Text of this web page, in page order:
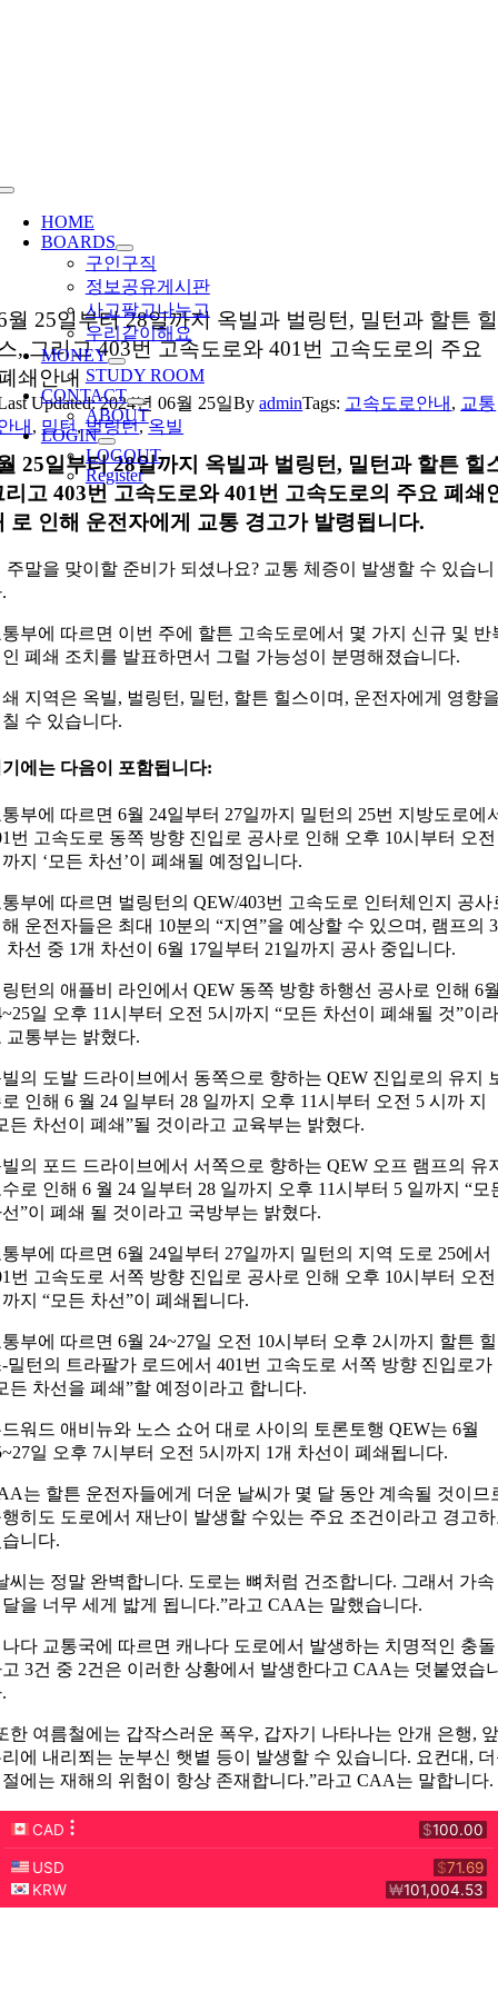
Toggle
Navigation
HOME
BOARDS
구인구직
정보공유게시판
사고팔고나누고
우리같이해요
MONEY
STUDY ROOM
CONTACT
ABOUT
LOGIN
LOGOUT
Register
월 25일부터 28일까지 옥빌과 벌링턴, 밀턴과 할튼 힐
, 그리고 403번 고속도로와 401번 고속도로의 주요
쇄안내
Updated: 2024년 06월 25일ByadminTags: 고속도로안내 , 교통
내 ,밀턴,벌링턴,옥빌
25일부터 28일까지 옥빌과 벌링턴, 밀턴과 할튼 힐
리고 403번 고속도로와 401번 고속도로의 주요 폐쇄
로 인해 운전자에게 교통 경고가 발령됩니다.
주말을 맞이할 준비가 되셨나요? 교통 체증이 발생할 수 있습니
부에 따르면 이번 주에 할튼 고속도로에서 몇 가지 신규 및 반
폐쇄 조치를 발표하면서 그럴 가능성이 분명해졌습니다.
지역은 옥빌, 벌링턴, 밀턴, 할튼 힐스이며, 운전자에게 영향
수 있습니다.
에는 다음이 포함됩니다:
부에 따르면 6월 24일부터 27일까지 밀턴의 25번 지방도로에
번 고속도로 동쪽 방향 진입로 공사로 인해 오후 10시부터 오전
지 ‘모든 차선’이 폐쇄될 예정입니다.
부에 따르면 벌링턴의 QEW/403번 고속도로 인터체인지 공사
운전자들은 최대 10분의 “지연”을 예상할 수 있으며, 램프의 3
차선 중 1개 차선이 6월 17일부터 21일까지 공사 중입니다.
턴의 애플비 라인에서 QEW 동쪽 방향 하행선 공사로 인해 6
일 오후 11시부터 오전 5시까지 “모든 차선이 폐쇄될 것”이라
교통부는 밝혔다.
의 도발 드라이브에서 동쪽으로 향하는 QEW 진입로의 유지
인해 6 월 24 일부터 28 일까지 오후 11시부터 오전 5 시까 지
든 차선이 폐쇄”될 것이라고 교육부는 밝혔다.
의 포드 드라이브에서 서쪽으로 향하는 QEW 오프 램프의 유
로 인해 6 월 24 일부터 28 일까지 오후 11시부터 5 일까지 “모
”이 폐쇄 될 것이라고 국방부는 밝혔다.
부에 따르면 6월 24일부터 27일까지 밀턴의 지역 도로 25에서
번 고속도로 서쪽 방향 진입로 공사로 인해 오후 10시부터 오전
지 “모든 차선”이 폐쇄됩니다.
부에 따르면 6월 24~27일 오전 10시부터 오후 2시까지 할튼 힐
밀턴의 트라팔가 로드에서 401번 고속도로 서쪽 방향 진입로가
든 차선을 폐쇄”할 예정이라고 합니다.
워드 애비뉴와 노스 쇼어 대로 사이의 토론토행 QEW는 6월
일 오후 7시부터 오전 5시까지 1개 차선이 폐쇄됩니다.
는 할튼 운전자들에게 더운 날씨가 몇 달 동안 계속될 것이므
히도 도로에서 재난이 발생할 수있는 주요 조건이라고 경고
니다.
씨는 정말 완벽합니다. 도로는 뼈처럼 건조합니다. 그래서 가속
을 너무 세게 밟게 됩니다.”라고 CAA는 말했습니다.
다 교통국에 따르면 캐나다 도로에서 발생하는 치명적인 충돌
3건 중 2건은 이러한 상황에서 발생한다고 CAA는 덧붙였습
한 여름철에는 갑작스러운 폭우, 갑자기 나타나는 안개 은행, 앞
에 내리쬐는 눈부신 햇볕 등이 발생할 수 있습니다. 요컨대,
에는 재해의 위험이 항상 존재합니다.”라고 CAA는 말합니다.